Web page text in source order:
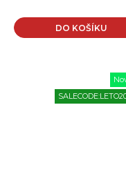
DO KOŠÍKU